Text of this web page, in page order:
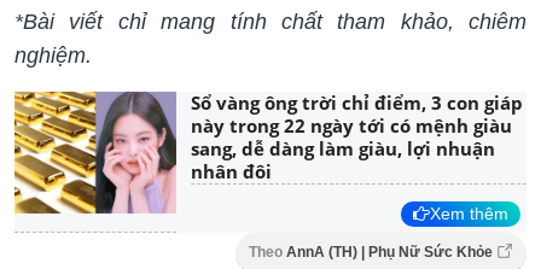
*Bài viết chỉ mang tính chất tham khảo, chiêm
nghiệm.
Sổ vàng ông trời chỉ điểm, 3 con giáp
này trong 22 ngày tới có mệnh giàu
sang, dễ dàng làm giàu, lợi nhuận
nhân đôi
Xem thêm
Theo AnnA (TH) | Phụ Nữ Sức Khỏe